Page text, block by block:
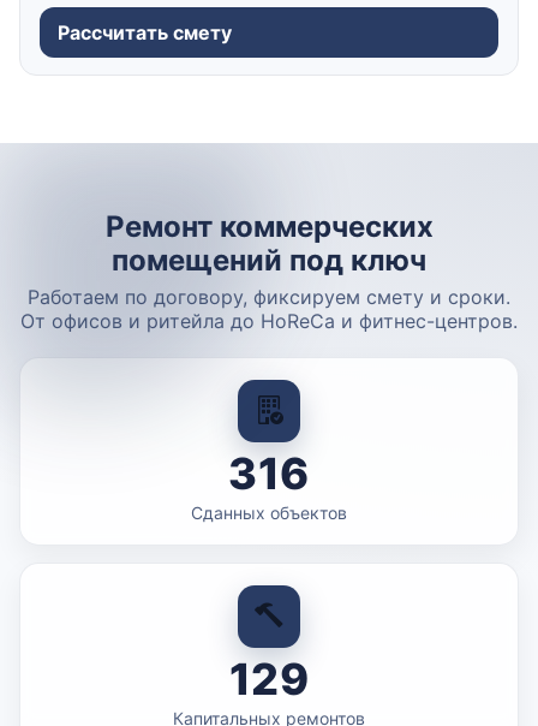
Рассчитать смету
Ремонт коммерческих
помещений под ключ
Работаем по договору, фиксируем смету и сроки.
От офисов и ритейла до HoReCa и фитнес-центров.
316
Сданных объектов
129
Капитальных ремонтов